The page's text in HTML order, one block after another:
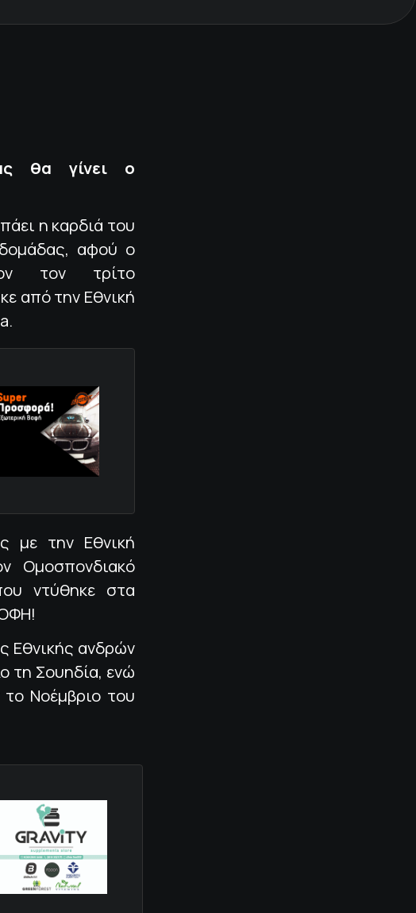
θα γίνει ο
η καρδιά του
αφού ο
τον τρίτο
από την Εθνική
με την Εθνική
Ομοσπονδιακό
ντύθηκε στα
Εθνικής ανδρών
τη Σουηδία, ενώ
Νοέμβριο του